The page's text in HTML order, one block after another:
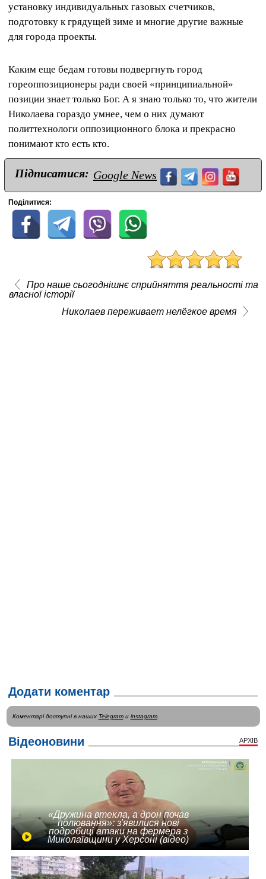
установку индивидуальных газовых счетчиков,
подготовку к грядущей зиме и многие другие важные
для города проекты.
Каким еще бедам готовы подвергнуть город
гореоппозиционеры ради своей «принципиальной»
позиции знает только Бог. А я знаю только то, что жители
Николаева гораздо умнее, чем о них думают
политтехнологи оппозиционного блока и прекрасно
понимают кто есть кто.
Підписатися: Google News
Поділитися:
Про наше сьогоднішнє сприйняття реальності та
власної історії
Николаев переживает нелёгкое время
Додати коментар
Коментарі доступні в наших Telegramи instagram.
Відеоновини АРХІВ
«Дружина втекла, а дрон почав
полювання»: з'явилися нові
подробиці атаки на фермера з
Миколаївщини у Херсоні (відео)